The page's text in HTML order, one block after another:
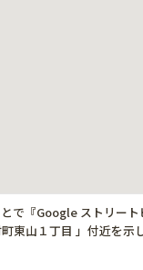
で『Google ストリート
山１丁目 」付近を示